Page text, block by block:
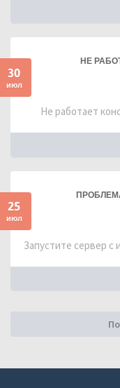
30
июл
НЕ
Не работает
25
июл
Запустите сервер